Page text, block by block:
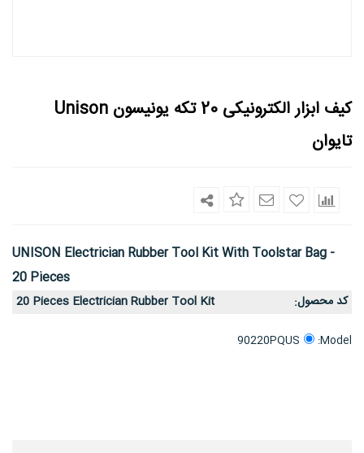
کیف ابزار الکترونیکی 20 تکه یونیسون Unison
تایوان
UNISON Electrician Rubber Tool Kit With Toolstar Bag -
20 Pieces
کد محصول:
20 Pieces Electrician Rubber Tool Kit
Model:
90220PQUS